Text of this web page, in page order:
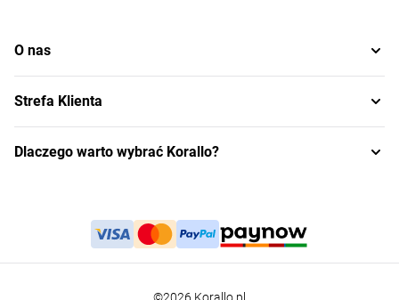
O nas
Strefa Klienta
Dlaczego warto wybrać Korallo?